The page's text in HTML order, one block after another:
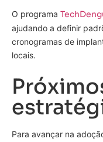
O programa
ajudando a definir
cronogramas de
locais.
Para avançar na